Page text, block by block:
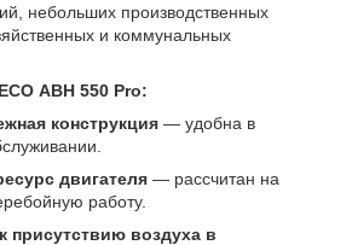
небольших производственных
и коммунальных
АВН 550 Pro:
конструкция — удобна в
двигателя — рассчитан на
работу.
присутствию воздуха в